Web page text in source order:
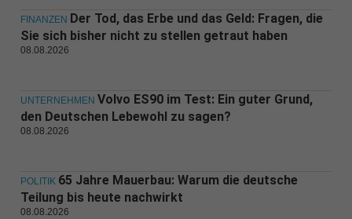
FINANZEN Der Tod, das Erbe und das Geld: Fragen, die
Sie sich bisher nicht zu stellen getraut haben
08.08.2026
UNTERNEHMEN Volvo ES90 im Test: Ein guter Grund,
den Deutschen Lebewohl zu sagen?
08.08.2026
POLITIK 65 Jahre Mauerbau: Warum die deutsche
Teilung bis heute nachwirkt
08.08.2026